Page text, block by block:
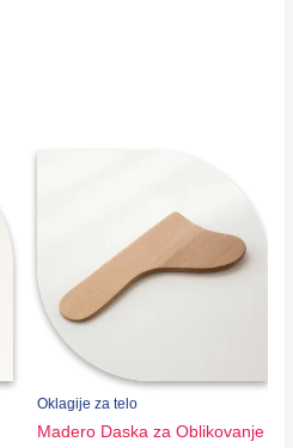
Oklagije za telo
Madero Daska za Oblikovanje